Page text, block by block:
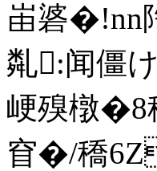
峀碆
亃:闻僵
峺殠橔�8
窅�/穚